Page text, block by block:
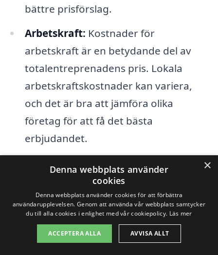
bättre prisförslag.
Arbetskraft: Kostnader för
arbetskraft är en betydande del av
totalentreprenadens pris. Lokala
arbetskraftskostnader kan variera,
och det är bra att jämföra olika
företag för att få det bästa
erbjudandet.
Tidigare erfarenhet:
Företag med
gedigen erfarenhet inom
totalentreprenad i Porjus kan ofta
erbjuda mer precisa och
konkurrenskraftiga priser, eftersom
×
Denna webbplats använder
cookies
Denna webbplats använder cookies för att förbättra
användarupplevelsen. Genom att använda vår webbplats samtycker
du till alla cookies i enlighet med vår cookiepolicy. Läs mer
ACCEPTERA ALLA AVVISA ALLT